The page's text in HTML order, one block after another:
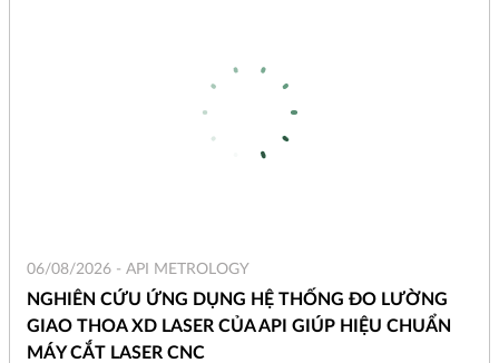
06/08/2026 - API METROLOGY
NGHIÊN CỨU ỨNG DỤNG HỆ THỐNG ĐO LƯỜNG
GIAO THOA XD LASER CỦA API GIÚP HIỆU CHUẨN
MÁY CẮT LASER CNC